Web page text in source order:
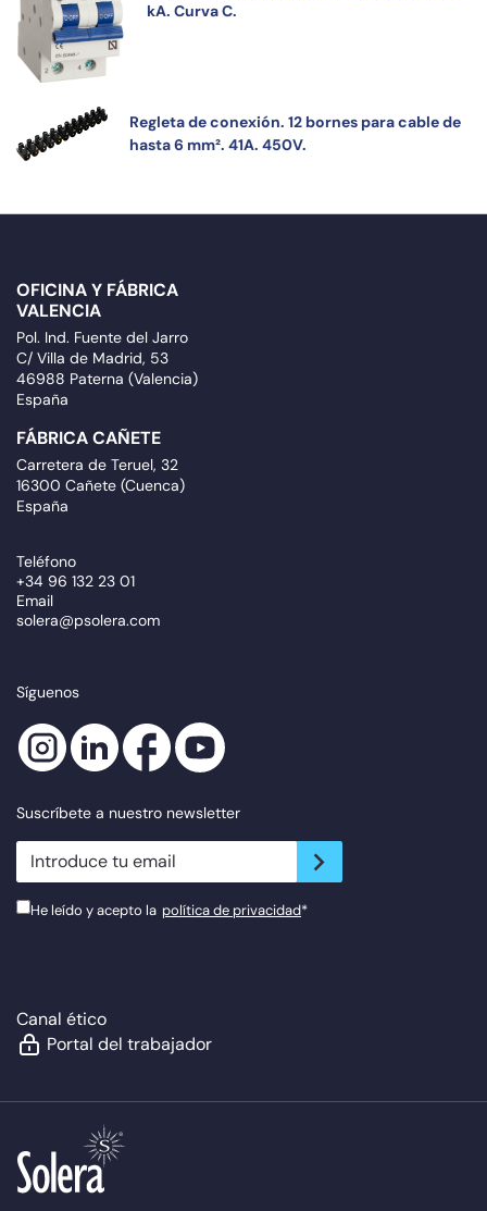
kA. Curva C.
Regleta de conexión. 12 bornes para cable de
hasta 6 mm². 41A. 450V.
OFICINA Y FÁBRICA
VALENCIA
Pol. Ind. Fuente del Jarro
C/ Villa de Madrid, 53
46988 Paterna (Valencia)
España
FÁBRICA CAÑETE
Carretera de Teruel, 32
16300 Cañete (Cuenca)
España
Teléfono
+34 96 132 23 01
Email
solera@psolera.com
Síguenos
Suscríbete a nuestro newsletter
newsletter.suscribe
He leído y acepto la política de privacidad*
Canal ético
Portal del trabajador